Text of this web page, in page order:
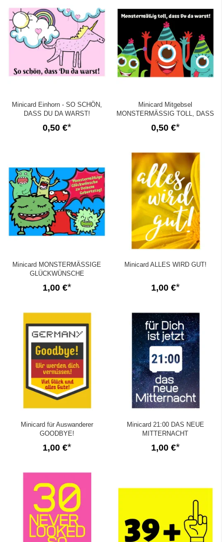
Minicard Einhorn - SO SCHÖN,
DASS DU DA WARST!
0,50 €
Minicard Mitgebsel
MONSTERMÄSSIG TOLL, DASS
DU DA WARST!
0,50 €
Minicard MONSTERMÄSSIGE
GLÜCKWÜNSCHE
1,00 €
Minicard ALLES WIRD GUT!
1,00 €
Minicard für Auswanderer
GOODBYE!
1,00 €
Minicard 21:00 DAS NEUE
MITTERNACHT
1,00 €